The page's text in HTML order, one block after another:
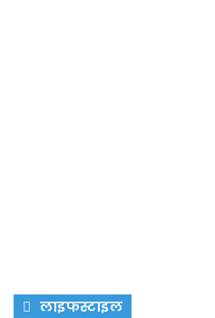
लाइफस्टाइल